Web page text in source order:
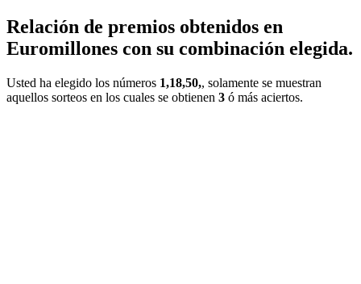
Relación de premios obtenidos en
Euromillones con su combinación elegida.
Usted ha elegido los números 1,18,50,, solamente se muestran
aquellos sorteos en los cuales se obtienen 3 ó más aciertos.